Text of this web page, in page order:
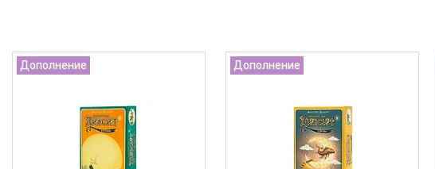
Дополнение Дополнение